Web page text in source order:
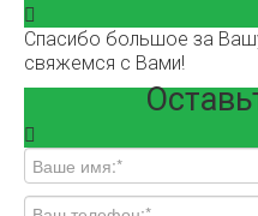
Спасибо большое за
свяжемся с Вами!